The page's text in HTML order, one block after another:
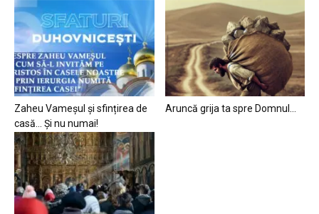
Zaheu Vameșul și sfințirea de
casă… Și nu numai!
Aruncă grija ta spre Domnul…